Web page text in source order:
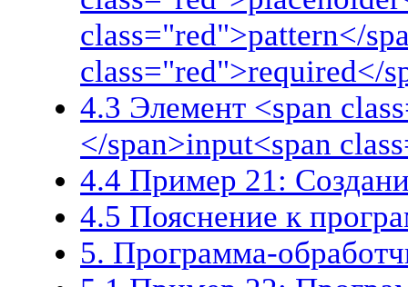
class="red">pattern</
class="red">required</
4.3 Элемент <span
</span>input<span
4.4 Пример 21:
4.5 Пояснение к
5. Программа-